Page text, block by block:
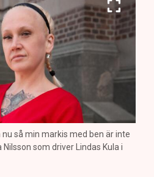
så min markis med ben är inte
som driver Lindas Kula i